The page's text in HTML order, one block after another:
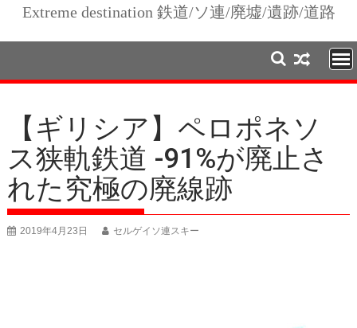
Extreme destination 鉄道/ソ連/廃墟/遺跡/道路
【ギリシア】ペロポネソ
ス狭軌鉄道 -91%が廃止さ
れた究極の廃線跡
2019年4月23日 セルゲイソ連スキー